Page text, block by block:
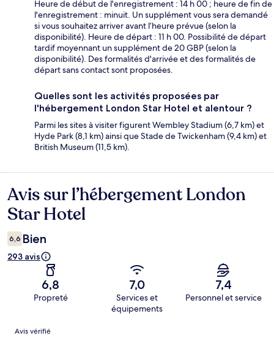
Heure de début de l'enregistrement : 14 h 00 ; heure de fin de
l'enregistrement : minuit. Un supplément vous sera demandé
si vous souhaitez arriver avant l’heure prévue (selon la
disponibilité). Heure de départ : 11 h 00. Possibilité de départ
tardif moyennant un supplément de 20 GBP (selon la
disponibilité). Des formalités d'arrivée et des formalités de
départ sans contact sont proposées.
Quelles sont les activités proposées par
l'hébergement London Star Hotel et alentour ?
Parmi les sites à visiter figurent Wembley Stadium (6,7 km) et
Hyde Park (8,1 km) ainsi que Stade de Twickenham (9,4 km) et
British Museum (11,5 km).
Avis
Avis sur l’hébergement London
Star Hotel
6,6 Bien
293 avis
6,8
Propreté
7,0
Services et
équipements
7,4
Personnel et service
Avis
Avis vérifié